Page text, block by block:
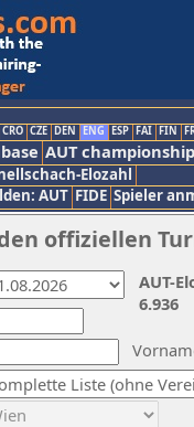
CRO CZE DEN ENG ESP FAI FIN
AUT championship
Elozahl
AUT FIDE Spieler
offiziellen
AUT-
6.936